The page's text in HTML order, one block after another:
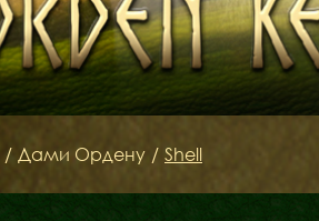
/ Дами Ордену / Shell